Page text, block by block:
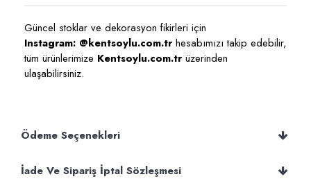
Güncel stoklar ve dekorasyon fikirleri için
Instagram: @kentsoylu.com.trhesabımızı takip edebilir,
tüm ürünlerimize Kentsoylu.com.trüzerinden
ulaşabilirsiniz.
Ödeme Seçenekleri
İade Ve Sipariş İptal Sözleşmesi